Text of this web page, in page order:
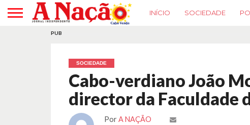
INÍCIO SOCIEDADE
PUB
SOCIEDADE
Cabo-verdiano João
director da Faculdade
Por A NAÇÃO